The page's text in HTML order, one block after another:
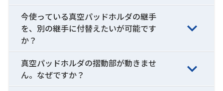
今使っている真空パッドホルダの継手
を、別の継手に付替えたいが可能です
か？
真空パッドホルダの摺動部が動きませ
ん。なぜですか？